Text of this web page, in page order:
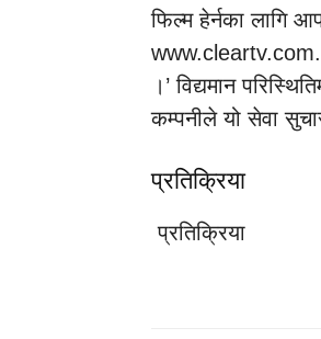
फिल्म हेर्नका लागि
।’ विद्यमान
कम्पनीले यो सेवा
प्रतिक्रिया
प्रतिक्रिया